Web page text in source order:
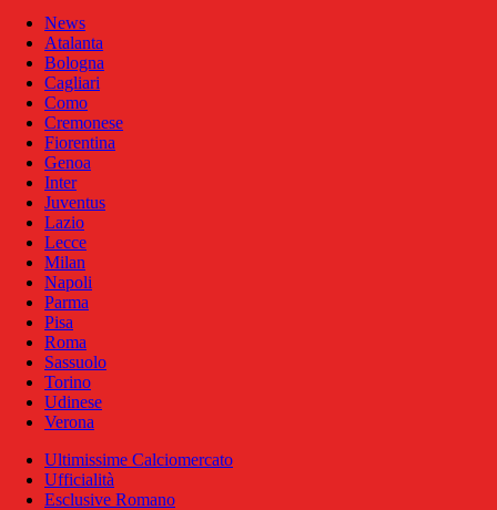
News
Atalanta
Bologna
Cagliari
Como
Cremonese
Fiorentina
Genoa
Inter
Juventus
Lazio
Lecce
Milan
Napoli
Parma
Pisa
Roma
Sassuolo
Torino
Udinese
Verona
Ultimissime Calciomercato
Ufficialità
Esclusive Romano